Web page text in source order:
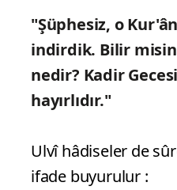
"Şüphesiz, o
indirdik. Bilir
nedir? Kadir
hayırlıdır."
Ulvî hâdiseler de
ifade buyurulur :